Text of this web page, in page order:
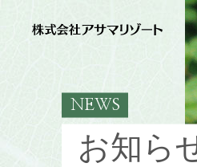
NEWS
お知ら